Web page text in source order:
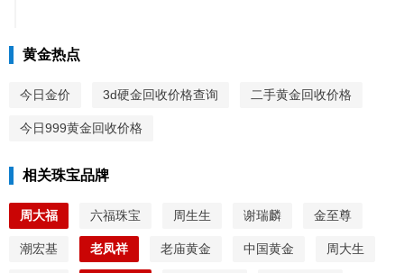
黄金热点
今日金价 3d硬金回收价格查询 二手黄金回收价格
今日999黄金回收价格
相关珠宝品牌
周大福 六福珠宝 周生生 谢瑞麟 金至尊
潮宏基 老凤祥 老庙黄金 中国黄金 周大生